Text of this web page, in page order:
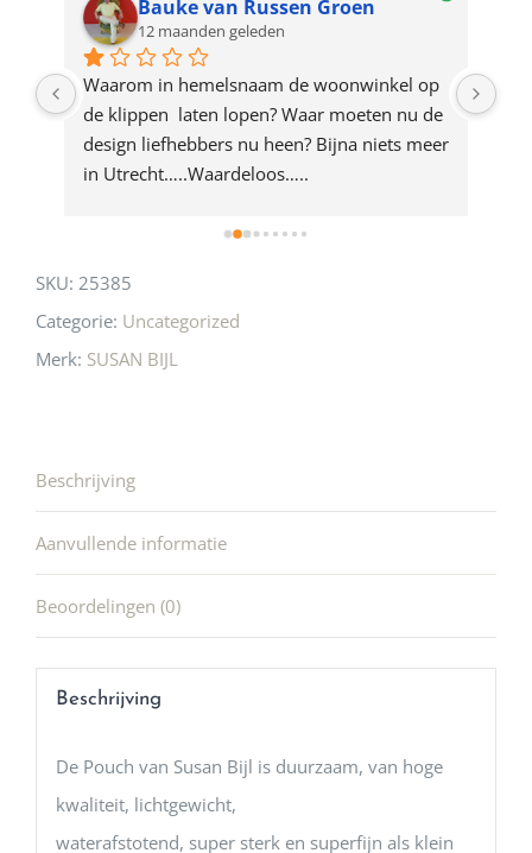
product
Bauke van Russen Groen
12 maanden geleden
Waarom in hemelsnaam de woonwinkel op
de klippen  laten lopen? Waar moeten nu de
design liefhebbers nu heen? Bijna niets meer
in Utrecht…..Waardeloos…..
SKU: 25385
Categorie: Uncategorized
Merk: SUSAN BIJL
Beschrijving
Aanvullende informatie
Beoordelingen (0)
Beschrijving
De Pouch van Susan Bijl is duurzaam, van hoge
kwaliteit, lichtgewicht,
waterafstotend, super sterk en superfijn als klein